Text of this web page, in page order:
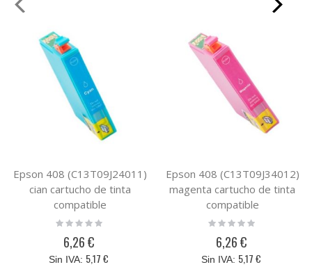
Epson 408 (C13T09J24011)
cian cartucho de tinta
compatible
Rating:
6,26 €
5,17 €
Epson 408 (C13T09J34012)
magenta cartucho de tinta
compatible
Rating:
6,26 €
5,17 €